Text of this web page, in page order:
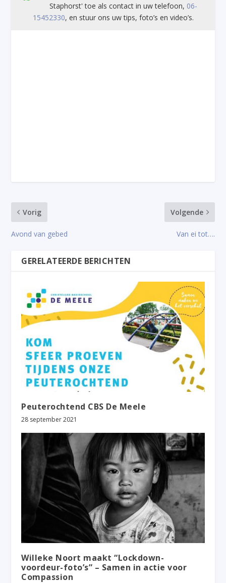
Staphorst' toe als contact in uw telefoon, 06-
15452330, en stuur ons uw tips, foto’s en video’s.
Vorig
Avond van gebed
Volgende
Van ei tot….
GERELATEERDE BERICHTEN
Peuterochtend CBS De Meele
28 september 2021
Willeke Noort maakt “Lockdown-
voordeur-foto’s” – Samen in actie voor
Compassion